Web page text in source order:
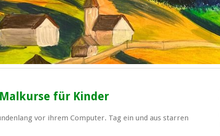
für Kinder
vor ihrem Computer. Tag ein und aus starren